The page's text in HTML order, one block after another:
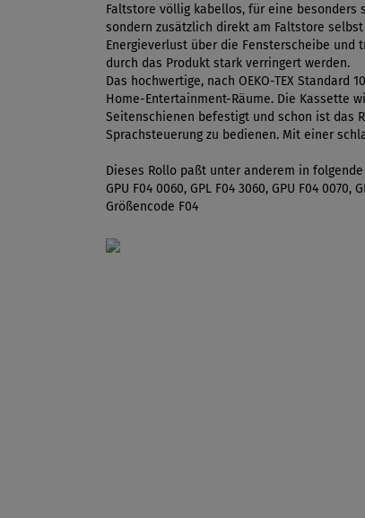
Faltstore völlig kabellos, für eine besonders
sondern zusätzlich direkt am Faltstore
Energieverlust über die Fensterscheibe und
durch das Produkt stark verringert werden.
Das hochwertige, nach OEKO-TEX
Home-Entertainment-Räume. Die Kassette
Seitenschienen befestigt und schon ist das
Sprachsteuerung zu bedienen. Mit einer
Dieses Rollo paßt unter anderem in folgende
GPU F04 0060, GPL F04 3060, GPU F04 0070,
Größencode F04